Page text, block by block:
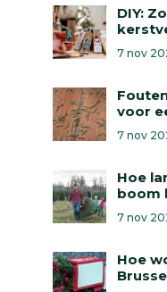
DIY:
7 nov
voor
7 nov
Hoe
boom
7 nov
Hoe